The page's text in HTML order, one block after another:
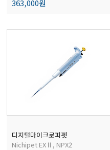
미경/확대경
차계/광택계/조도계/광도계/방사랑계
도계/물리/물성측정기
363,000원
디지털마이크로피펫
Nichipet EXⅡ, NPX2